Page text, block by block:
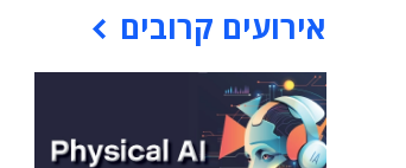
אירועים קרובים